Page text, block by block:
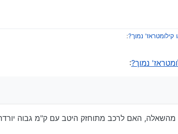
נמוך?:
נמוך?:
האם לרכב מתוחזק היטב עם ק"מ גבוה